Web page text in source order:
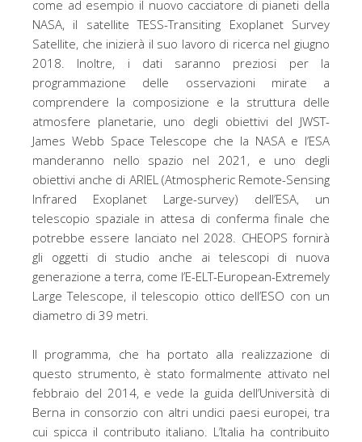
come ad esempio il nuovo cacciatore di pianeti della
NASA, il satellite TESS-Transiting Exoplanet Survey
Satellite, che inizierà il suo lavoro di ricerca nel giugno
2018. Inoltre, i dati saranno preziosi per la
programmazione delle osservazioni mirate a
comprendere la composizione e la struttura delle
atmosfere planetarie, uno degli obiettivi del JWST-
James Webb Space Telescope che la NASA e l’ESA
manderanno nello spazio nel 2021, e uno degli
obiettivi anche di ARIEL (Atmospheric Remote-Sensing
Infrared Exoplanet Large-survey) dell’ESA, un
telescopio spaziale in attesa di conferma finale che
potrebbe essere lanciato nel 2028. CHEOPS fornirà
gli oggetti di studio anche ai telescopi di nuova
generazione a terra, come l’E-ELT-European-Extremely
Large Telescope, il telescopio ottico dell’ESO con un
diametro di 39 metri.
Il programma, che ha portato alla realizzazione di
questo strumento, è stato formalmente attivato nel
febbraio del 2014, e vede la guida dell’Università di
Berna in consorzio con altri undici paesi europei, tra
cui spicca il contributo italiano. L’Italia ha contribuito